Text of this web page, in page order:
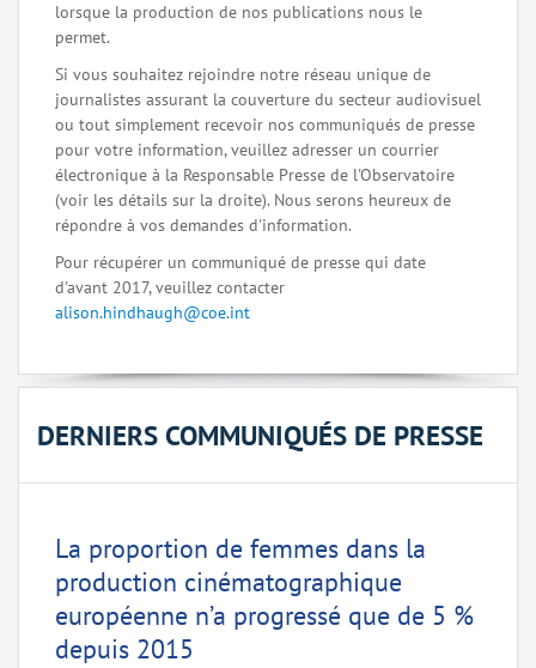
lorsque la production de nos publications nous le
permet.
Si vous souhaitez rejoindre notre réseau unique de
journalistes assurant la couverture du secteur audiovisuel
ou tout simplement recevoir nos communiqués de presse
pour votre information, veuillez adresser un courrier
électronique à la Responsable Presse de l'Observatoire
(voir les détails sur la droite). Nous serons heureux de
répondre à vos demandes d'information.
Pour récupérer un communiqué de presse qui date
d'avant 2017, veuillez contacter
alison.hindhaugh@coe.int
DERNIERS COMMUNIQUÉS DE PRESSE
La proportion de femmes dans la
production cinématographique
européenne n’a progressé que de 5 %
depuis 2015